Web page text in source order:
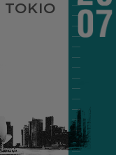
TOKIO